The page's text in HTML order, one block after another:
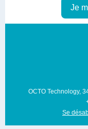
Je
OCTO Technology,
Se